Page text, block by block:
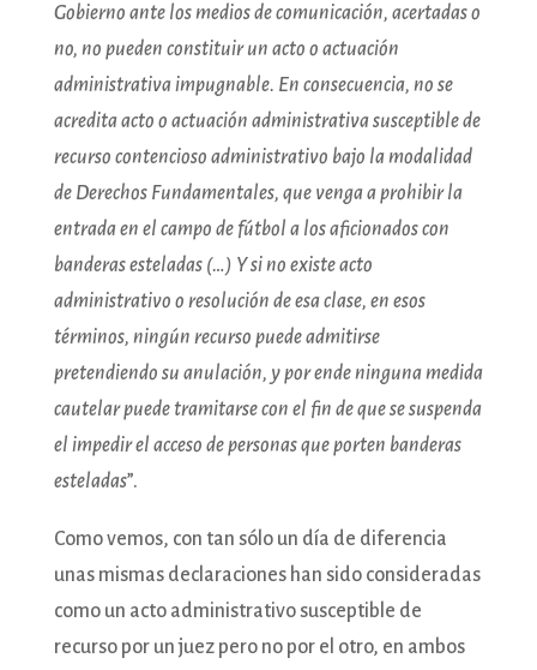
Gobierno ante los medios de comunicación, acertadas o
no, no pueden constituir un acto o actuación
administrativa impugnable. En consecuencia, no se
acredita acto o actuación administrativa susceptible de
recurso contencioso administrativo bajo la modalidad
de Derechos Fundamentales, que venga a prohibir la
entrada en el campo de fútbol a los aficionados con
banderas esteladas (…) Y si no existe acto
administrativo o resolución de esa clase, en esos
términos, ningún recurso puede admitirse
pretendiendo su anulación, y por ende ninguna medida
cautelar puede tramitarse con el fin de que se suspenda
el impedir el acceso de personas que porten banderas
esteladas”.
Como vemos, con tan sólo un día de diferencia
unas mismas declaraciones han sido consideradas
como un acto administrativo susceptible de
recurso por un juez pero no por el otro, en ambos